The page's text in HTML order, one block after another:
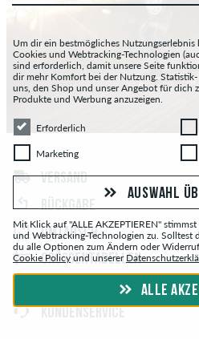
VERSAND
RÜCKGABE
UMTAUSCH
GRÖSSENTABELLEN
FAQ - HÄUFIGE FRAGEN
Um dir ein bestmögliches
Cookies und Webtracking-Technologien
sind erforderlich, damit unsere Seite
dir mehr Komfort bei der Nutzung.
uns, den Shop und unser Angebot für dich
Produkte und Werbung anzuzeigen.
Erforderlich
Erforderlich
MarketingMarketing
AUSWAHL
Mit Klick auf "ALLE AKZEPTIEREN"
und Webtracking-Technologien zu. Solltest
du alle Optionen zum Ändern oder
Cookie Policy und unserer
ALLE